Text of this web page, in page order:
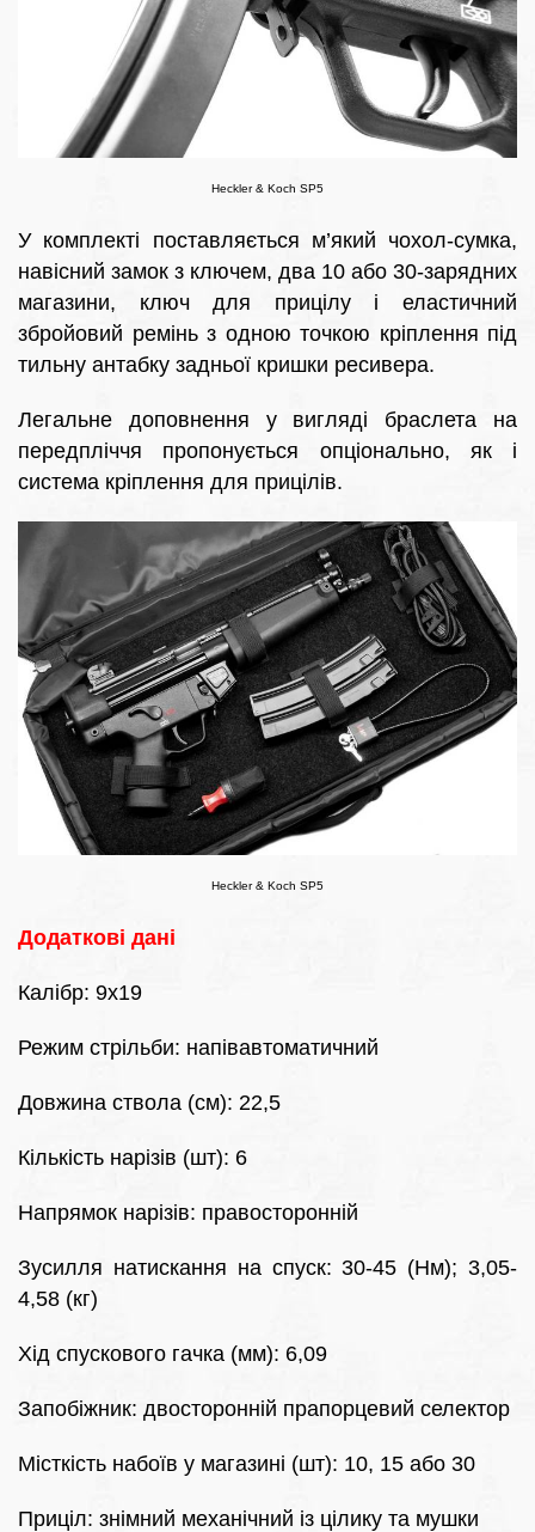
Heckler & Koch SP5
У комплекті поставляється м’який чохол-сумка,
навісний замок з ключем, два 10 або 30-зарядних
магазини, ключ для прицілу і еластичний
збройовий ремінь з одною точкою кріплення під
тильну антабку задньої кришки ресивера.
Легальне доповнення у вигляді браслета на
передпліччя пропонується опціонально, як і
система кріплення для прицілів.
Heckler & Koch SP5
Додаткові дані
Калібр: 9х19
Режим стрільби: напівавтоматичний
Довжина ствола (см): 22,5
Кількість нарізів (шт): 6
Напрямок нарізів: правосторонній
Зусилля натискання на спуск: 30-45 (Нм); 3,05-
4,58 (кг)
Хід спускового гачка (мм): 6,09
Запобіжник: двосторонній прапорцевий селектор
Місткість набоїв у магазині (шт): 10, 15 або 30
Приціл: знімний механічний із цілику та мушки